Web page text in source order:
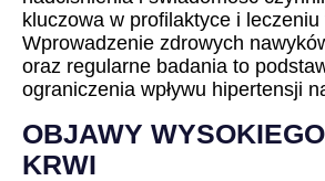
kluczowa w profilaktyce i
Wprowadzenie zdrowych
oraz regularne badania to
ograniczenia wpływu hipertensji
OBJAWY
KRWI